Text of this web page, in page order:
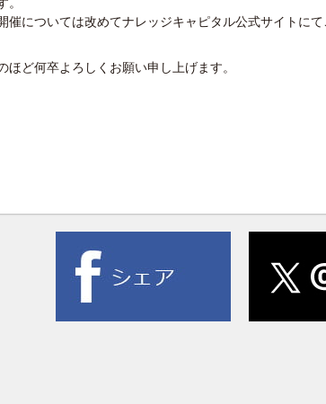
催については改めてナレッジキャピタル公式サイトにて
ほど何卒よろしくお願い申し上げます。